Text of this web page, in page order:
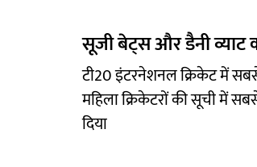
सूजी बेट्स और डैनी व्याट
टी20 इंटरनेशनल क्रिकेट में
महिला क्रिकेटरों की सूची में
दिया